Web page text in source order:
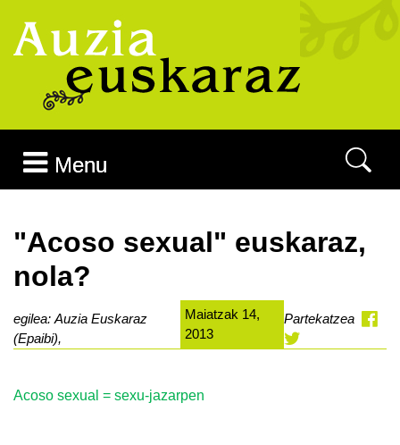
Menu
"Acoso sexual" euskaraz,
nola?
egilea: Auzia Euskaraz
(Epaibi),
Maiatzak 14,
2013
Partekatzea
Acoso sexual = sexu-jazarpen